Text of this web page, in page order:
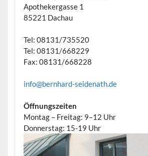
Apothekergasse 1
85221 Dachau
Tel: 08131/735520
Tel: 08131/668229
Fax: 08131/668228
info@bernhard-seidenath.de
Öffnungszeiten
Montag – Freitag: 9–12 Uhr
Donnerstag: 15-19 Uhr